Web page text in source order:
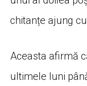
chitanțe ajung
Aceasta afirmă
ultimele luni